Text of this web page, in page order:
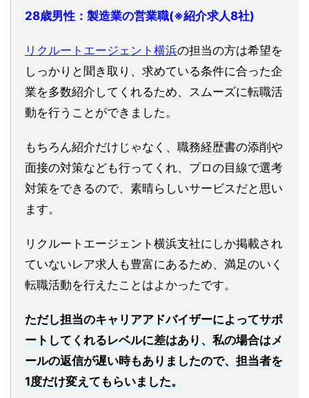
28歳男性：製造業の営業職(※紹介求人8社)
リクルートエージェント横浜の担当の方は希望を
しっかりと聞き取り、求めている条件に合った企
業を多数紹介してくれるため、スムーズに転職活
動を行うことができました。
もちろん紹介だけじゃなく、職務経歴書の添削や
面接の対策なども行ってくれ、プロの目線で選考
対策をできるので、素晴らしいサービスだと思い
ます。
リクルートエージェント横浜支社にしか掲載され
ていないレア求人も豊富にあるため、満足のいく
転職活動を行えたことはよかったです。
ただし担当のキャリアアドバイザーによってサポ
ートしてくれるレベルに差はあり、私の場合はメ
ールの返信が遅い時もありましたので、担当者を
1度だけ変えてもらいました。